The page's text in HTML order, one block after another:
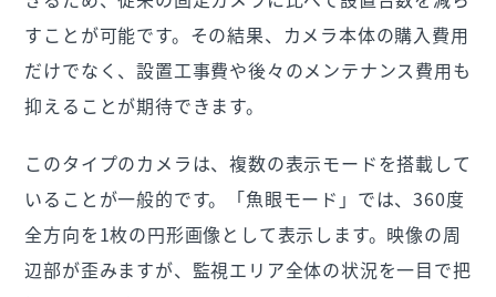
すことが可能です。その結果、カメラ本体の購入費用
だけでなく、設置工事費や後々のメンテナンス費用も
抑えることが期待できます。
このタイプのカメラは、複数の表示モードを搭載して
いることが一般的です。「魚眼モード」では、360度
全方向を1枚の円形画像として表示します。映像の周
辺部が歪みますが、監視エリア全体の状況を一目で把